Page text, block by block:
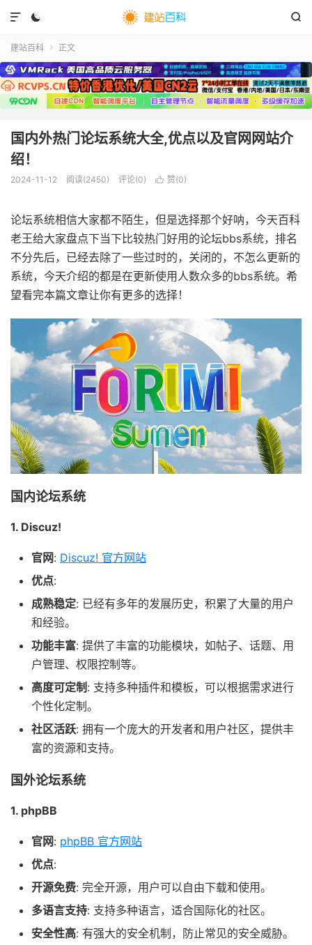
 

建站百科  正文
国内外热门论坛系统大全,优点以及官网网站介
绍！
2024-11-12 阅读(2450) 评论(0)  赞(0)
论坛系统相信大家都不陌生，但是选择那个好呐，今天百科
老王给大家盘点下当下比较热门好用的论坛bbs系统，排名
不分先后，已经去除了一些过时的，关闭的，不怎么更新的
系统，今天介绍的都是在更新使用人数众多的bbs系统。希
望看完本篇文章让你有更多的选择！
国内论坛系统
1. Discuz!
官网: Discuz! 官方网站
优点:
成熟稳定: 已经有多年的发展历史，积累了大量的用户
和经验。
功能丰富: 提供了丰富的功能模块，如帖子、话题、用
户管理、权限控制等。
高度可定制 : 支持多种插件和模板，可以根据需求进行
个性化定制。
社区活跃: 拥有一个庞大的开发者和用户社区，提供丰
富的资源和支持。
国外论坛系统
1. phpBB
官网: phpBB 官方网站
优点:
开源免费: 完全开源，用户可以自由下载和使用。
多语言支持: 支持多种语言，适合国际化的社区。
安全性高: 有强大的安全机制，防止常见的安全威胁。